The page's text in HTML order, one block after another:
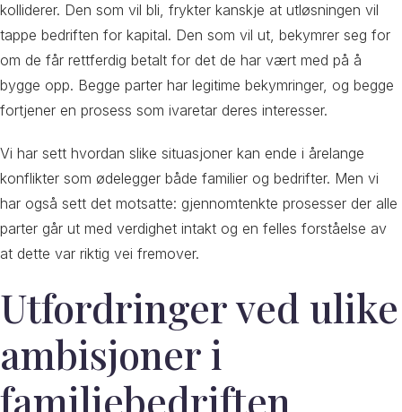
kolliderer. Den som vil bli, frykter kanskje at utløsningen vil
tappe bedriften for kapital. Den som vil ut, bekymrer seg for
om de får rettferdig betalt for det de har vært med på å
bygge opp. Begge parter har legitime bekymringer, og begge
fortjener en prosess som ivaretar deres interesser.
Vi har sett hvordan slike situasjoner kan ende i årelange
konflikter som ødelegger både familier og bedrifter. Men vi
har også sett det motsatte: gjennomtenkte prosesser der alle
parter går ut med verdighet intakt og en felles forståelse av
at dette var riktig vei fremover.
Utfordringer ved ulike
ambisjoner i
familiebedriften